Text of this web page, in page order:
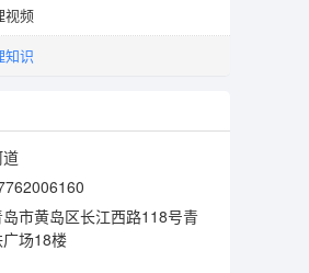
视频
知识
道
市黄岛区长江西路118号青
场18楼